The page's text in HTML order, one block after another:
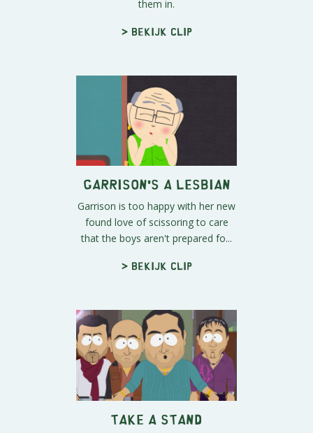
them in.
> Bekijk clip
Garrison's a Lesbian
Garrison is too happy with her new
found love of scissoring to care
that the boys aren't prepared fo...
> Bekijk clip
Take a Stand